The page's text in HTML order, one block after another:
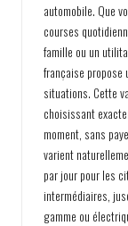
automobile. Que
courses
famille ou un
française propose
situations. Cette
choisissant
moment, sans
varient
par jour pour les
intermédiaires,
gamme ou